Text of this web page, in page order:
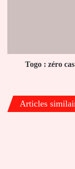
au
Togo : zéro
Articles